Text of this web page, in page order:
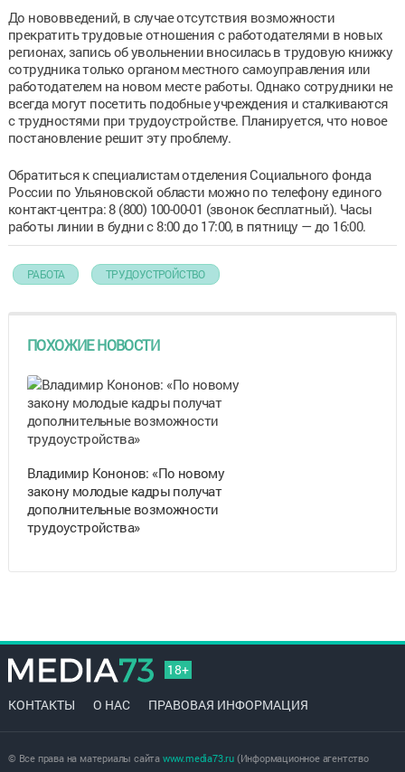
До нововведений, в случае отсутствия возможности
прекратить трудовые отношения с работодателями в новых
регионах, запись об увольнении вносилась в трудовую книжку
сотрудника только органом местного самоуправления или
работодателем на новом месте работы. Однако сотрудники не
всегда могут посетить подобные учреждения и сталкиваются
с трудностями при трудоустройстве. Планируется, что новое
постановление решит эту проблему.
Обратиться к специалистам отделения Социального фонда
России по Ульяновской области можно по телефону единого
контакт-центра: 8 (800) 100-00-01 (звонок бесплатный). Часы
работы линии в будни с 8:00 до 17:00, в пятницу — до 16:00.
РАБОТА ТРУДОУСТРОЙСТВО
ПОХОЖИЕ НОВОСТИ
Владимир Кононов: «По новому
закону молодые кадры получат
дополнительные возможности
трудоустройства»
18+
КОНТАКТЫ О НАС ПРАВОВАЯ ИНФОРМАЦИЯ
© Все права на материалы сайта www.media73.ru(Информационное агентство